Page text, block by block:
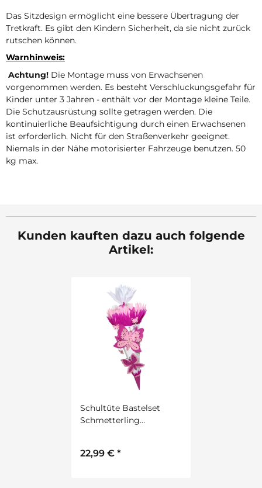
Das Sitzdesign ermöglicht eine bessere Übertragung der
Tretkraft. Es gibt den Kindern Sicherheit, da sie nicht zurück
rutschen können.
Warnhinweis:
Achtung! Die Montage muss von Erwachsenen
vorgenommen werden. Es besteht Verschluckungsgefahr für
Kinder unter 3 Jahren - enthält vor der Montage kleine Teile.
Die Schutzausrüstung sollte getragen werden. Die
kontinuierliche Beaufsichtigung durch einen Erwachsenen
ist erforderlich. Nicht für den Straßenverkehr geeignet.
Niemals in der Nähe motorisierter Fahrzeuge benutzen. 50
kg max.
Kunden kauften dazu auch folgende
Artikel:
Schultüte Bastelset
Schmetterling
GRATIS
22,99 € *